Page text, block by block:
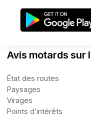
Avis motards sur
État des routes
Paysages
Virages
Points d’intérêts